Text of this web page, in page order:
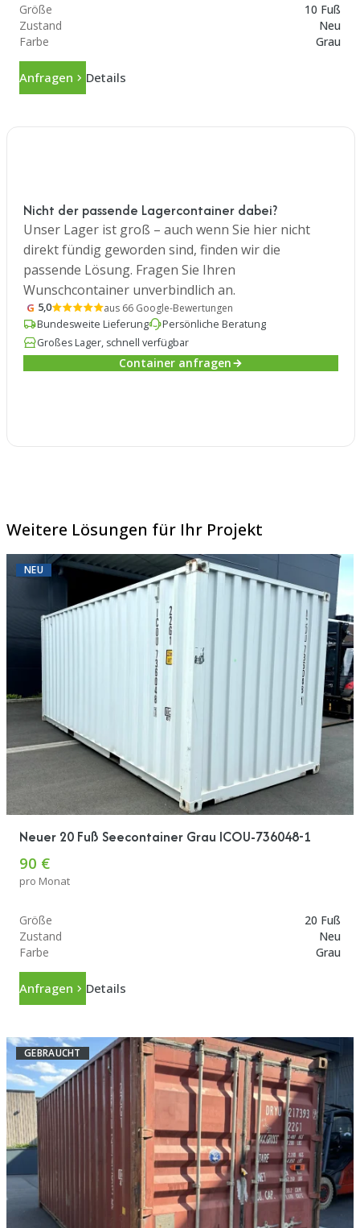
Größe
10 Fuß
Zustand
Neu
Farbe
Grau
Anfragen Details
Nicht der passende Lagercontainer dabei?
Unser Lager ist groß – auch wenn Sie hier nicht
direkt fündig geworden sind, finden wir die
passende Lösung. Fragen Sie Ihren
Wunschcontainer unverbindlich an.
G 5,0
aus 66 Google-Bewertungen
Bundesweite Lieferung
Persönliche Beratung
Großes Lager, schnell verfügbar
Container anfragen
Weitere Lösungen für Ihr Projekt
NEU
Neuer 20 Fuß Seecontainer Grau ICOU-736048-1
90 €
pro Monat
Größe
20 Fuß
Zustand
Neu
Farbe
Grau
Anfragen Details
GEBRAUCHT